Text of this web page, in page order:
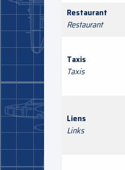
Restaurant
Restaurant
Taxis
Taxis
Liens
Links